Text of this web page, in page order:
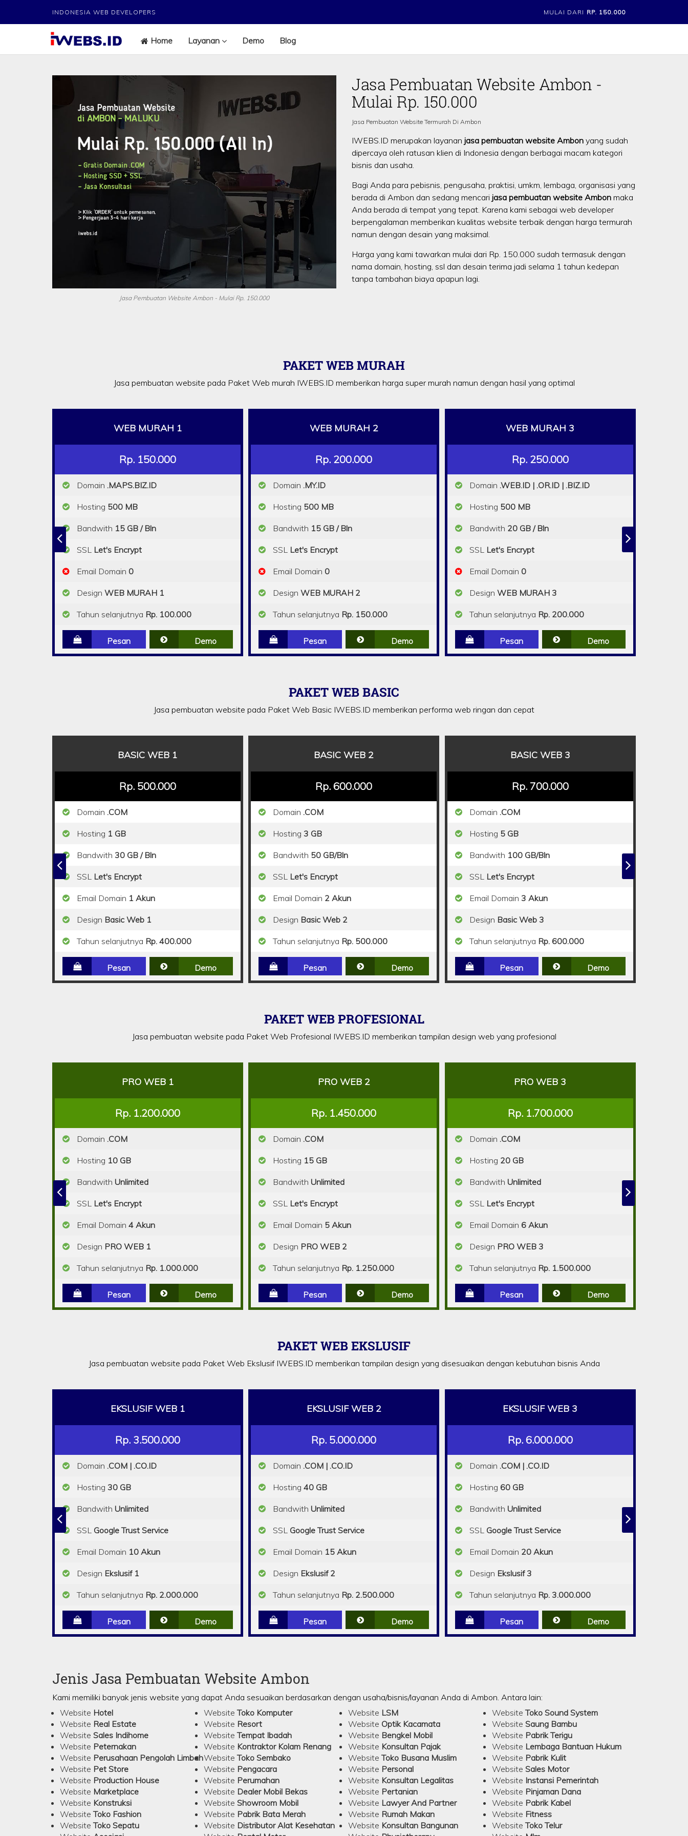
INDONESIA WEB DEVELOPERS MULAI DARI RP. 150.000
Home Layanan Demo Blog
Jasa Pembuatan Website Ambon - Mulai Rp. 150.000
Jasa Pembuatan Website Ambon -
Mulai Rp. 150.000
Jasa Pembuatan Website Termurah Di Ambon
IWEBS.ID merupakan layanan jasa pembuatan website Ambon yang sudah
dipercaya oleh ratusan klien di Indonesia dengan berbagai macam kategori
bisnis dan usaha.
Bagi Anda para pebisnis, pengusaha, praktisi, umkm, lembaga, organisasi yang
berada di Ambon dan sedang mencari jasa pembuatan website Ambon maka
Anda berada di tempat yang tepat. Karena kami sebagai web developer
berpengalaman memberikan kualitas website terbaik dengan harga termurah
namun dengan desain yang maksimal.
Harga yang kami tawarkan mulai dari Rp. 150.000 sudah termasuk dengan
nama domain, hosting, ssl dan desain terima jadi selama 1 tahun kedepan
tanpa tambahan biaya apapun lagi.
PAKET WEB MURAH
Jasa pembuatan website pada Paket Web murah IWEBS.ID memberikan harga super murah namun dengan hasil yang optimal
WEB MURAH 1
Rp. 150.000
Domain .MAPS.BIZ.ID
Hosting 500 MB
Bandwith 15 GB / Bln
SSL Let's Encrypt
Email Domain 0
Design WEB MURAH 1
Tahun selanjutnya Rp. 100.000
Pesan Demo
WEB MURAH 2
Rp. 200.000
Domain .MY.ID
Hosting 500 MB
Bandwith 15 GB / Bln
SSL Let's Encrypt
Email Domain 0
DesignWEB MURAH 2
Tahun selanjutnya Rp. 150.000
Pesan Demo
WEB MURAH 3
Rp. 250.000
Domain .WEB.ID | .OR.ID | .BIZ.ID
Hosting 500 MB
Bandwith 20 GB / Bln
SSL Let's Encrypt
Email Domain 0
Design WEB MURAH 3
Tahun selanjutnya Rp. 200.000
Pesan Demo
PAKET WEB BASIC
Jasa pembuatan website pada Paket Web Basic IWEBS.ID memberikan performa web ringan dan cepat
BASIC WEB 1
Rp. 500.000
Domain .COM
Hosting 1 GB
Bandwith 30 GB / Bln
SSL Let's Encrypt
Email Domain 1 Akun
Design Basic Web 1
Tahun selanjutnya Rp. 400.000
Pesan Demo
BASIC WEB 2
Rp. 600.000
Domain .COM
Hosting 3 GB
Bandwith 50 GB/Bln
SSL Let's Encrypt
Email Domain 2 Akun
Design Basic Web 2
Tahun selanjutnya Rp. 500.000
Pesan Demo
BASIC WEB 3
Rp. 700.000
Domain .COM
Hosting 5 GB
Bandwith 100 GB/Bln
SSL Let's Encrypt
Email Domain 3 Akun
Design Basic Web 3
Tahun selanjutnya Rp. 600.000
Pesan Demo
PAKET WEB PROFESIONAL
Jasa pembuatan website pada Paket Web Profesional IWEBS.ID memberikan tampilan design web yang profesional
PRO WEB 1
Rp. 1.200.000
Domain .COM
Hosting 10 GB
Bandwith Unlimited
SSL Let's Encrypt
Email Domain 4 Akun
Design PRO WEB 1
Tahun selanjutnya Rp. 1.000.000
Pesan Demo
PRO WEB 2
Rp. 1.450.000
Domain .COM
Hosting 15 GB
Bandwith Unlimited
SSL Let's Encrypt
Email Domain 5 Akun
Design PRO WEB 2
Tahun selanjutnya Rp. 1.250.000
Pesan Demo
PRO WEB 3
Rp. 1.700.000
Domain .COM
Hosting 20 GB
Bandwith Unlimited
SSL Let's Encrypt
Email Domain 6 Akun
Design PRO WEB 3
Tahun selanjutnya Rp. 1.500.000
Pesan Demo
PAKET WEB EKSLUSIF
Jasa pembuatan website pada Paket Web Ekslusif IWEBS.ID memberikan tampilan design yang disesuaikan dengan kebutuhan bisnis Anda
EKSLUSIF WEB 1
Rp. 3.500.000
Domain .COM | .CO.ID
Hosting 30 GB
Bandwith Unlimited
SSL Google Trust Service
Email Domain 10 Akun
Design Ekslusif 1
Tahun selanjutnya Rp. 2.000.000
Pesan Demo
EKSLUSIF WEB 2
Rp. 5.000.000
Domain .COM | .CO.ID
Hosting40 GB
Bandwith Unlimited
SSL Google Trust Service
Email Domain 15 Akun
Design Ekslusif 2
Tahun selanjutnya Rp. 2.500.000
Pesan Demo
EKSLUSIF WEB 3
Rp. 6.000.000
Domain .COM | .CO.ID
Hosting 60 GB
Bandwith Unlimited
SSL Google Trust Service
Email Domain 20 Akun
Design Ekslusif 3
Tahun selanjutnya Rp. 3.000.000
Pesan Demo
Jenis Jasa Pembuatan Website Ambon
Kami memiliki banyak jenis website yang dapat Anda sesuaikan berdasarkan dengan usaha/bisnis/layanan Anda di Ambon. Antara lain:
Website Hotel WebsiteToko Komputer Website LSM WebsiteToko Sound System
Website Real Estate Website Resort Website Optik Kacamata Website Saung Bambu
Website Sales Indihome WebsiteTempat Ibadah Website Bengkel Mobil Website Pabrik Terigu
Website Peternakan Website Kontraktor Kolam Renang Website Konsultan Pajak Website Lembaga Bantuan Hukum
Website Perusahaan Pengolah LimbahWebsiteToko Sembako WebsiteToko Busana Muslim Website Pabrik Kulit
Website Pet Store Website Pengacara Website Personal Website Sales Motor
Website Production House Website Perumahan Website Konsultan Legalitas Website Instansi Pemerintah
Website Marketplace Website Dealer Mobil Bekas Website Pertanian Website Pinjaman Dana
Website Konstruksi WebsiteShowroom Mobil Website Lawyer And Partner Website Pabrik Kabel
WebsiteToko Fashion Website Pabrik Bata Merah Website Rumah Makan Website Fitness
WebsiteToko Sepatu Website Distributor Alat Kesehatan Website Konsultan Bangunan WebsiteToko Telur